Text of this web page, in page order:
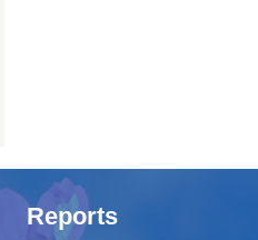
Reports